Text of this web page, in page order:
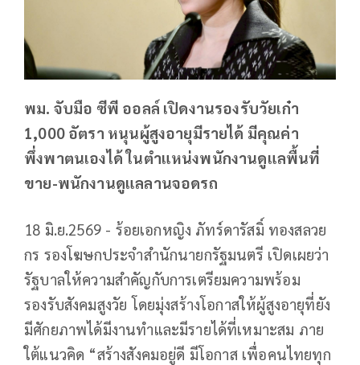
พม. จับมือ ซีพี ออลล์ เปิดงานรองรับวัยเก๋า
1,000 อัตรา หนุนผู้สูงอายุมีรายได้ มีคุณค่า
พึ่งพาตนเองได้ ในตำแหน่งพนักงานดูแลพื้นที่
ขาย-พนักงานดูแลลานจอดรถ
18 มิ.ย.2569 - ร้อยเอกหญิง ภัทร์ดารัสมิ์ ทองสลวย
กร รองโฆษกประจำสำนักนายกรัฐมนตรี เปิดเผยว่า
รัฐบาลให้ความสำคัญกับการเตรียมความพร้อม
รองรับสังคมสูงวัย โดยมุ่งสร้างโอกาสให้ผู้สูงอายุที่ยัง
มีศักยภาพได้มีงานทำและมีรายได้ที่เหมาะสม ภาย
ใต้แนวคิด “สร้างสังคมอยู่ดี มีโอกาส เพื่อคนไทยทุก